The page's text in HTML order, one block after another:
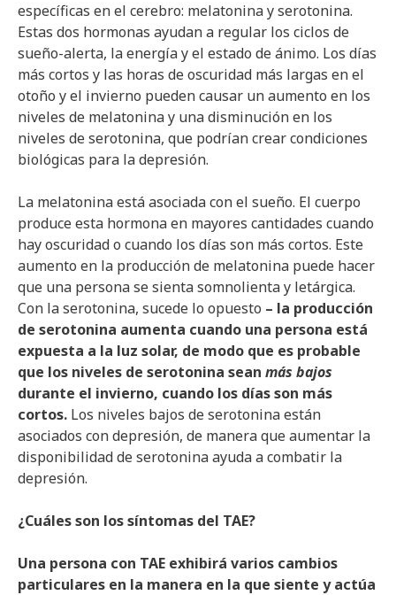
específicas en el cerebro: melatonina y serotonina.
Estas dos hormonas ayudan a regular los ciclos de
sueño-alerta, la energía y el estado de ánimo. Los días
más cortos y las horas de oscuridad más largas en el
otoño y el invierno pueden causar un aumento en los
niveles de melatonina y una disminución en los
niveles de serotonina, que podrían crear condiciones
biológicas para la depresión.
La melatonina está asociada con el sueño. El cuerpo
produce esta hormona en mayores cantidades cuando
hay oscuridad o cuando los días son más cortos. Este
aumento en la producción de melatonina puede hacer
que una persona se sienta somnolienta y letárgica.
Con la serotonina, sucede lo opuesto – la producción
de serotonina aumenta cuando una persona está
expuesta a la luz solar, de modo que es probable
que los niveles de serotonina sean más bajos
durante el invierno, cuando los días son más
cortos. Los niveles bajos de serotonina están
asociados con depresión, de manera que aumentar la
disponibilidad de serotonina ayuda a combatir la
depresión.
¿Cuáles son los síntomas del TAE?
Una persona con TAE exhibirá varios cambios
particulares en la manera en la que siente y actúa